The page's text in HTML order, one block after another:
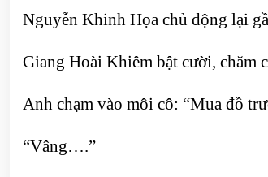
Nguyễn Khinh Họa chủ động lại
Giang Hoài Khiêm bật cười, chăm
Anh chạm vào môi cô: “Mua đồ
“Vâng….”